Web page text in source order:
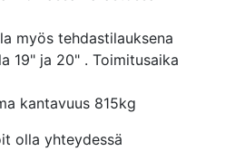
myös tehdastilauksena
19" ja 20" . Toimitusaika
kantavuus 815kg
olla yhteydessä